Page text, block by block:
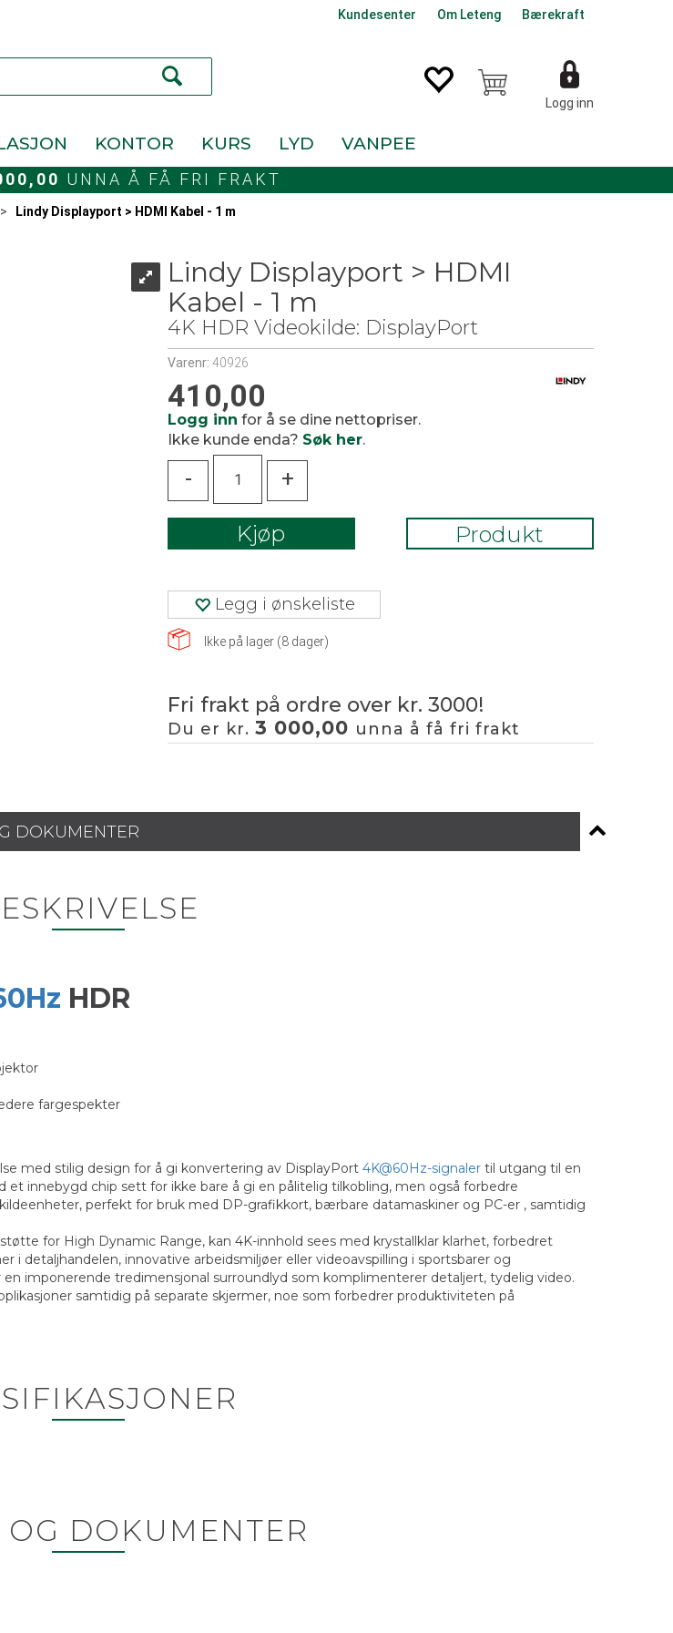
Kundesenter Om Leteng Bærekraft
Logg inn
KONTOR KURS LYD VANPEE
UNNA Å FÅ FRI FRAKT
> Lindy Displayport > HDMI Kabel - 1 m
Lindy Displayport > HDMI
Kabel - 1 m
4K HDR Videokilde: DisplayPort
Varenr: 40926
410,00
Logg inn for å se dine nettopriser.
Ikke kunde enda? Søk her.
- +
Kjøp Produkt
Legg i ønskeliste
Ikke på lager (8 dager)
Fri frakt på ordre over kr. 3000!
Du er kr. 3 000,00 unna å få fri frakt
DOKUMENTER
HDR
fargespekter
med stilig design for å gi konvertering av DisplayPort 4K@60Hz-signaler til utgang til en
innebygd chip sett for ikke bare å gi en pålitelig tilkobling, men også forbedre
perfekt for bruk med DP-grafikkort, bærbare datamaskiner og PC-er , samtidig
for High Dynamic Range, kan 4K-innhold sees med krystallklar klarhet, forbedret
detaljhandelen, innovative arbeidsmiljøer eller videoavspilling i sportsbarer og
imponerende tredimensjonal surroundlyd som komplimenterer detaljert, tydelig video.
samtidig på separate skjermer, noe som forbedrer produktiviteten på
OG DOKUMENTER